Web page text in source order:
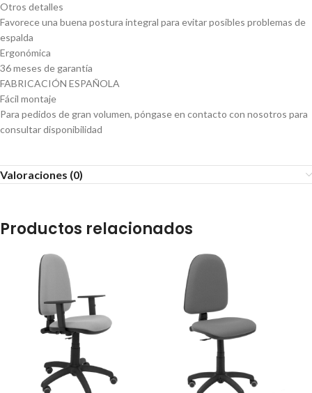
Otros detalles
Favorece una buena postura integral para evitar posibles problemas de
espalda
Ergonómica
36 meses de garantía
FABRICACIÓN ESPAÑOLA
Fácil montaje
Para pedidos de gran volumen, póngase en contacto con nosotros para
consultar disponibilidad
Valoraciones (0)
Productos relacionados